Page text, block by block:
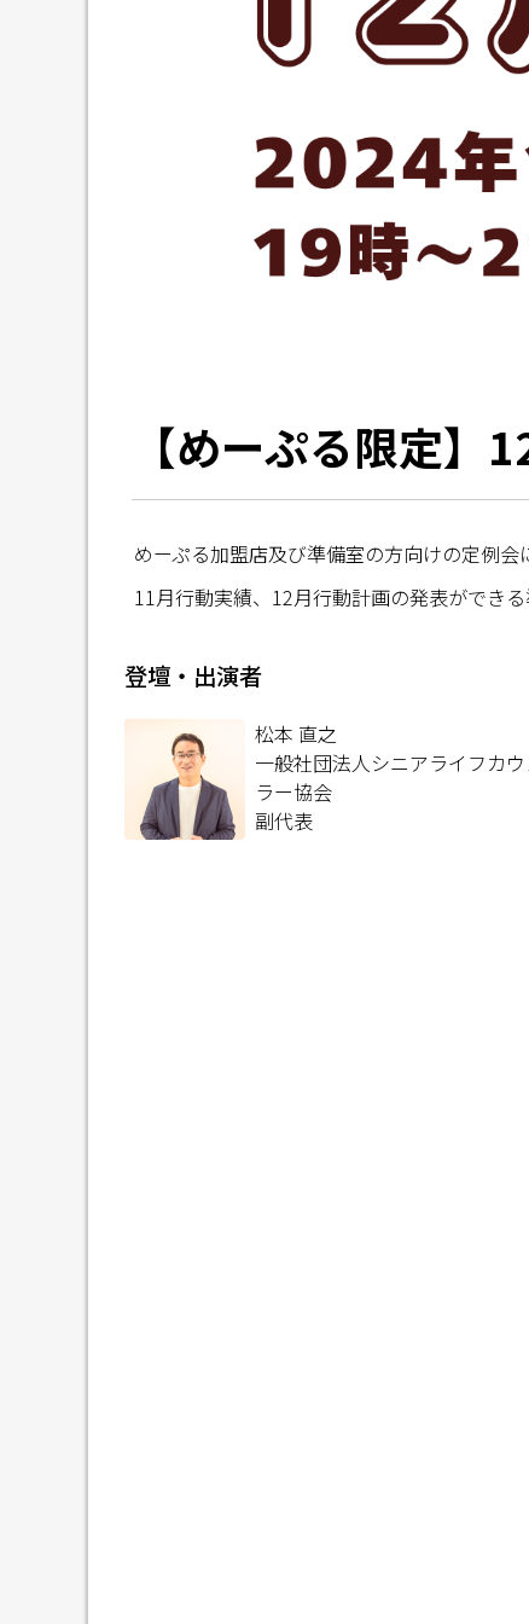
【めーぷる限定】
めーぷる加盟店及び準備室の方向けの定例会
11月行動実績、12月行動計画の発表ができ
登壇・出演者
松本 直之
一般社団法人シニアライフカウ
ラー協会
副代表